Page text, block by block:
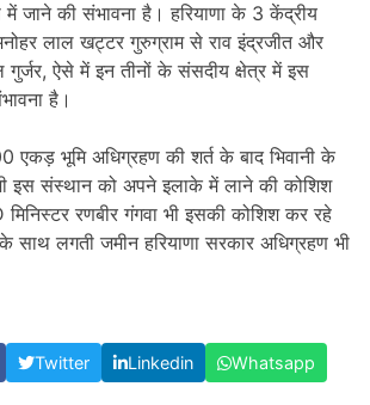
में जाने की संभावना है। हरियाणा के 3 केंद्रीय
लाल खट्टर गुरुग्राम से राव इंद्रजीत और
गुर्जर, ऐसे में इन तीनों के संसदीय क्षेत्र में इस
है।
एकड़ भूमि अधिग्रहण की शर्त के बाद भिवानी के
भी इस संस्थान को अपने इलाके में लाने की कोशिश
रणबीर गंगवा भी इसकी कोशिश कर रहे
के साथ लगती जमीन हरियाणा सरकार अधिग्रहण भी
Twitter Linkedin
Whatsapp